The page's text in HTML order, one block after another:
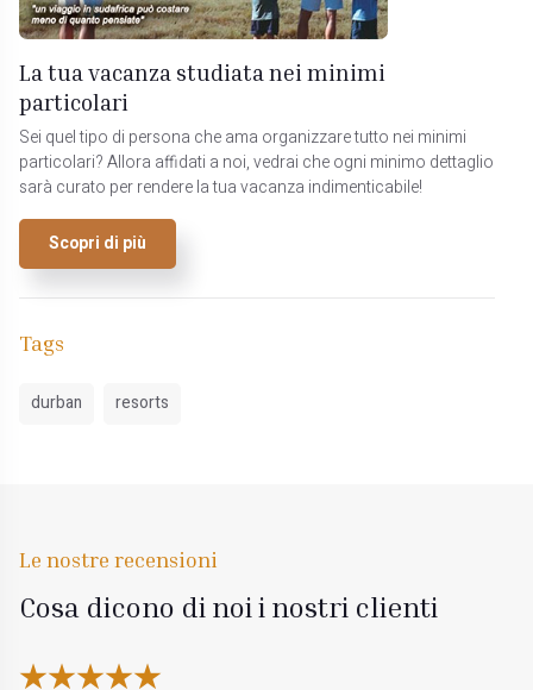
La tua vacanza studiata nei minimi
particolari
Sei quel tipo di persona che ama organizzare tutto nei minimi
particolari? Allora affidati a noi, vedrai che ogni minimo dettaglio
sarà curato per rendere la tua vacanza indimenticabile!
Scopri di più
Tags
durban resorts
Le nostre recensioni
Cosa dicono di noi i nostri clienti